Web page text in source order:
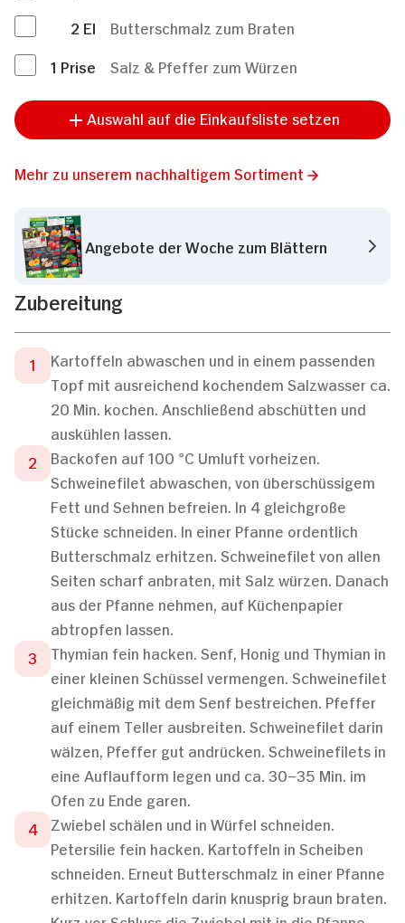
2 El
Butterschmalz zum Braten
1 Prise Salz & Pfeffer zum Würzen
Auswahl auf die Einkaufsliste setzen
Mehr zu unserem nachhaltigem Sortiment
Angebote der Woche zum Blättern
Zubereitung
Kartoffeln abwaschen und in einem passenden
Topf mit ausreichend kochendem Salzwasser ca.
20 Min. kochen. Anschließend abschütten und
auskühlen lassen.
Backofen auf 100 °C Umluft vorheizen.
Schweinefilet abwaschen, von überschüssigem
Fett und Sehnen befreien. In 4 gleichgroße
Stücke schneiden. In einer Pfanne ordentlich
Butterschmalz erhitzen. Schweinefilet von allen
Seiten scharf anbraten, mit Salz würzen. Danach
aus der Pfanne nehmen, auf Küchenpapier
abtropfen lassen.
Thymian fein hacken. Senf, Honig und Thymian in
einer kleinen Schüssel vermengen. Schweinefilet
gleichmäßig mit dem Senf bestreichen. Pfeffer
auf einem Teller ausbreiten. Schweinefilet darin
wälzen, Pfeffer gut andrücken. Schweinefilets in
eine Auflaufform legen und ca. 30–35 Min. im
Ofen zu Ende garen.
Zwiebel schälen und in Würfel schneiden.
Petersilie fein hacken. Kartoffeln in Scheiben
schneiden. Erneut Butterschmalz in einer Pfanne
erhitzen. Kartoffeln darin knusprig braun braten.